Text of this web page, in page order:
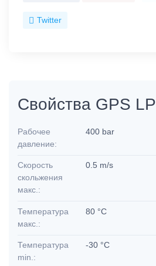
Twitter
Свойства GPS LP
Рабочее
давление:
400 bar
Скорость
скольжения
макс.:
0.5 m/s
Температура
макс.:
80 °C
Температура
min.:
-30 °C